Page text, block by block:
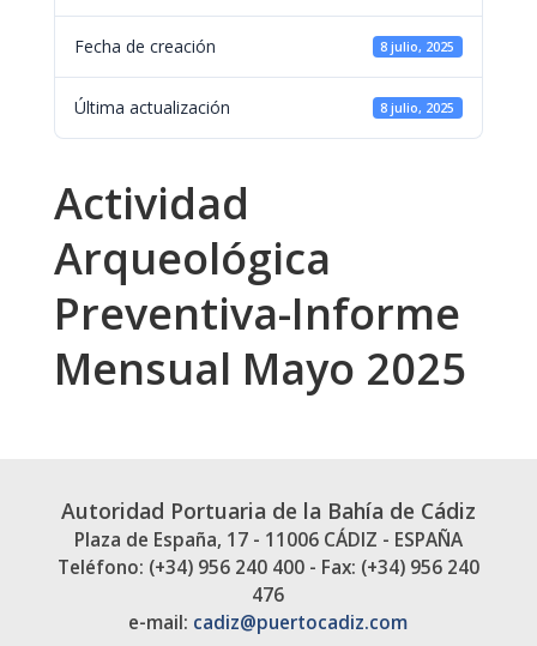
Fecha de creación 8 julio, 2025
Última actualización 8 julio, 2025
Actividad
Arqueológica
Preventiva-Informe
Mensual Mayo 2025
Autoridad Portuaria de la Bahía de Cádiz
Plaza de España, 17 - 11006 CÁDIZ - ESPAÑA
Teléfono: (+34) 956 240 400 - Fax: (+34) 956 240
476
e-mail: cadiz@puertocadiz.com